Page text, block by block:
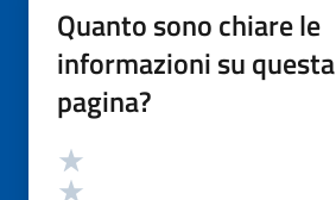
Quanto sono chiare le
informazioni su questa
pagina?
Valutazione